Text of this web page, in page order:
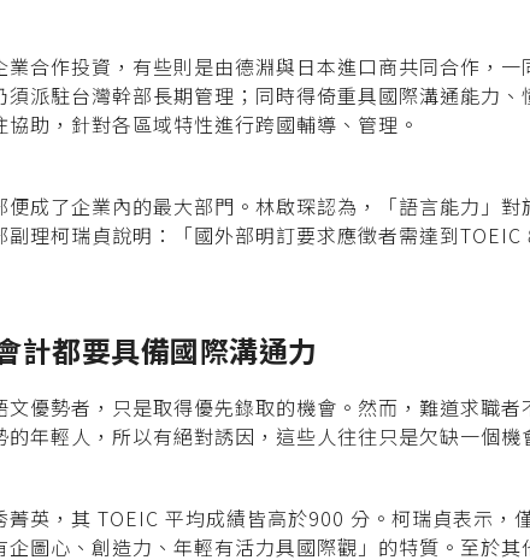
合作投資，有些則是由德淵與日本進口商共同合作，
派駐台灣幹部長期管理；同時得倚重具國際溝通能力
助，針對各區域特性進行跨國輔導、管理。
成了企業內的最大部門。林啟琛認為，「語言能力」
理柯瑞貞說明：「國外部明訂要求應徵者需達到
計都要具備國際溝通力
優勢者，只是取得優先錄取的機會。然而，難道求職
年輕人，所以有絕對誘因，這些人往往只是欠缺一個機
英，其 TOEIC 平均成績皆高於900 分。柯瑞貞表示，
圖心、創造力、年輕有活力具國際觀」的特質。至於